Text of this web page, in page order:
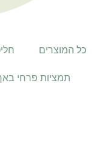
כל המוצרים
תמציות פרחי